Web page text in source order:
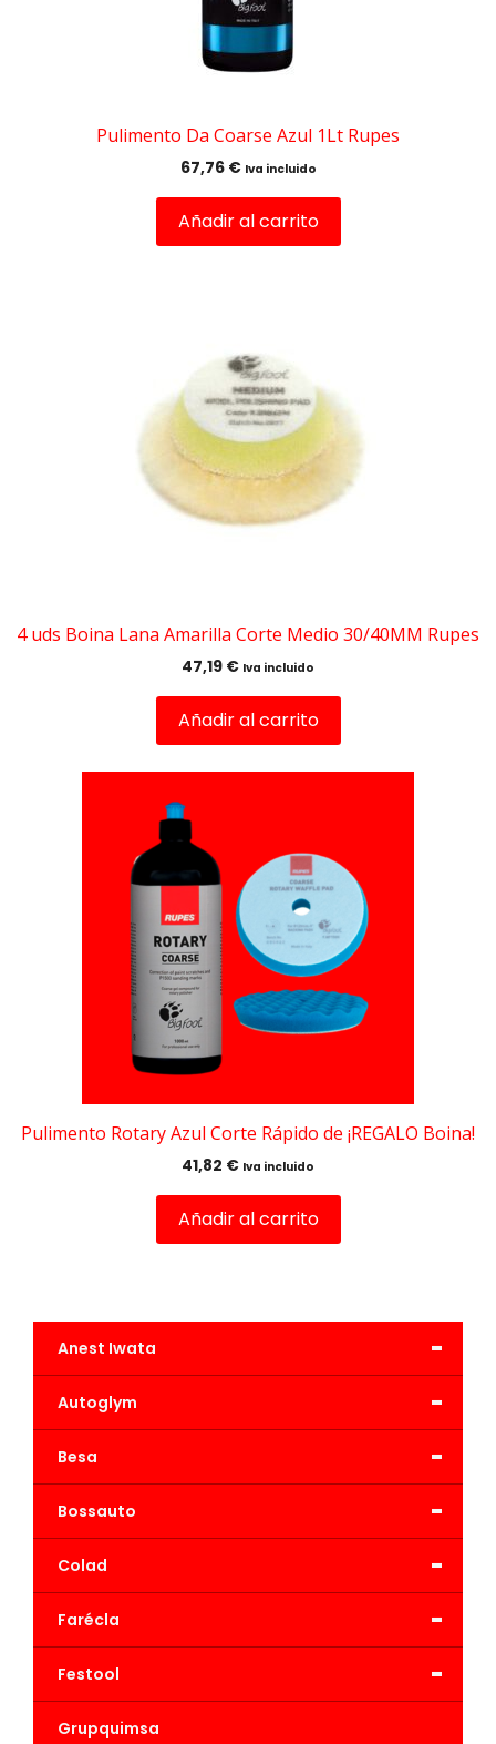
Pulimento Da Coarse Azul 1Lt Rupes
67,76 € Iva incluido
Añadir al carrito
4 uds Boina Lana Amarilla Corte Medio 30/40MM Rupes
47,19 € Iva incluido
Añadir al carrito
Pulimento Rotary Azul Corte Rápido de ¡REGALO Boina!
41,82 € Iva incluido
Añadir al carrito
-
Anest Iwata
-
Autoglym
-
Besa
-
Bossauto
-
Colad
-
Farécla
-
Festool
Grupquimsa